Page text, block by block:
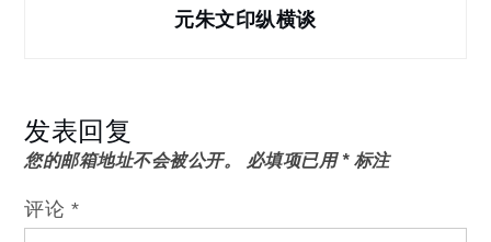
元朱文印纵横谈
发表回复
您的邮箱地址不会被公开。 必填项已用*标注
评论 *